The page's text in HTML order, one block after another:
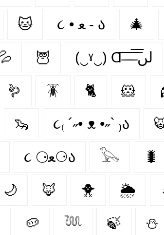
🐱 ૮ • ﻌ - ა 🎄
🦉 (‿ˠ‿) Ɑ͞ ̶͞ ̶͞ ̶͞ لں͞
🪱 🪳 🐈 🐹
🦦 ૮₍ ´˶• ᴥ •˶` ₎ა
૮ ⚆ﻌ⚆ა 𓅂 🐛
🌙 🦊 🐥 🌦️
🥔 𓆙 🍃 ⛄